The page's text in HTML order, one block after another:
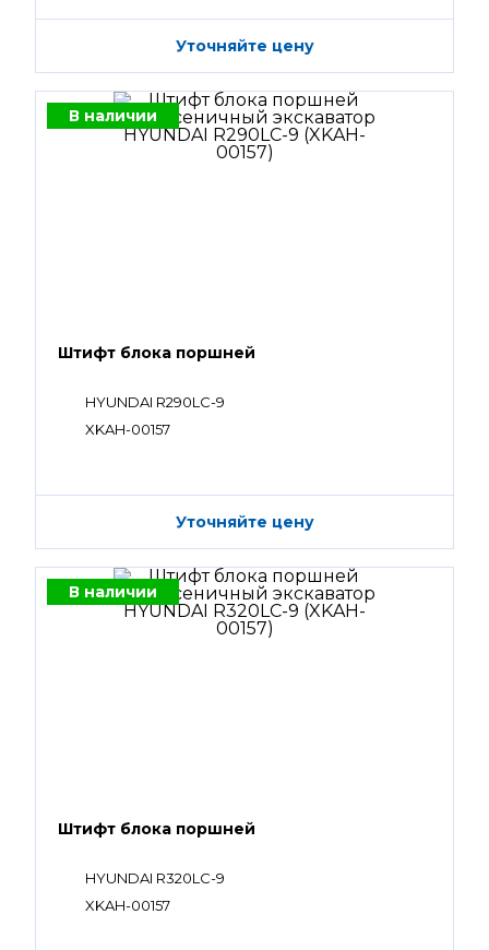
Уточняйте цену
В наличии
Штифт блока поршней
HYUNDAI R290LC-9
XKAH-00157
Уточняйте цену
В наличии
Штифт блока поршней
HYUNDAI R320LC-9
XKAH-00157